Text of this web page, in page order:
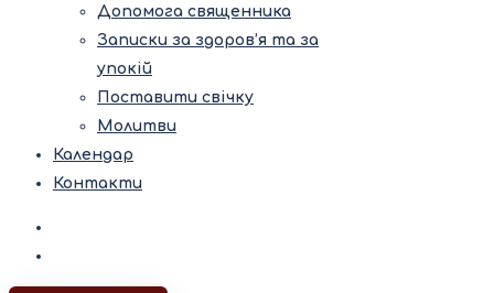
Допомога священника
Записки за здоров’я та за
упокій
Поставити свічку
Молитви
Календар
Контакти